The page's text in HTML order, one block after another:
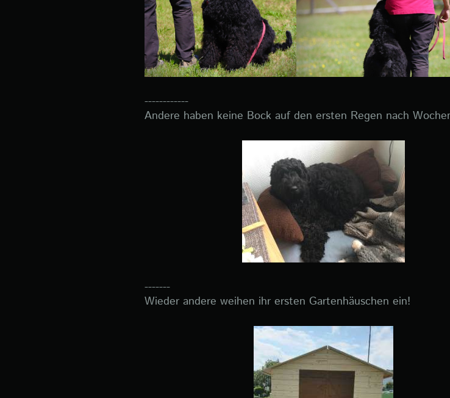
------------
Andere haben keine Bock auf den ersten Regen nach
-------
Wieder andere weihen ihr ersten Gartenhäuschen ein!